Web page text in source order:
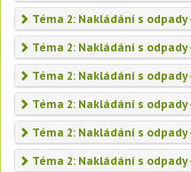
Téma 2: Nakládání s odpady
Téma 2: Nakládání s odpady
Téma 2: Nakládání s odpady
Téma 2: Nakládání s odpady
Téma 2: Nakládání s odpady
Téma 2: Nakládání s odpady